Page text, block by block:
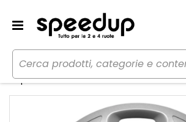
Home Auto Accessori esterni auto
Copricerchi Comfort